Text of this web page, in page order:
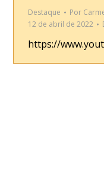
Destaque Por
12 de abril de 2022
https://